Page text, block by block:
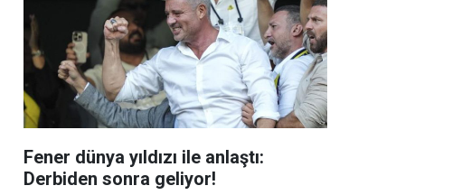
Fener dünya yıldızı ile anlaştı:
Derbiden sonra geliyor!